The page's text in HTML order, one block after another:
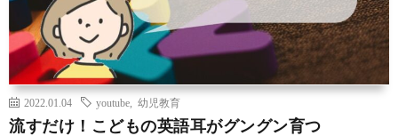
2022.01.04 youtube ,幼児教育
流すだけ！こどもの英語耳がグングン育つ